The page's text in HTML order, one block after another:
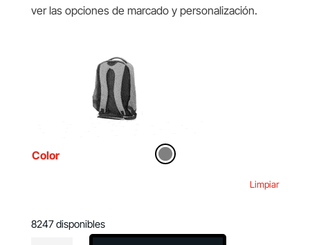
ver las opciones de marcado y personalización.
Color
Limpiar
8247 disponibles